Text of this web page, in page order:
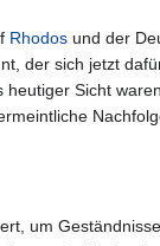
Rhodos und der
der sich jetzt
Sicht
um